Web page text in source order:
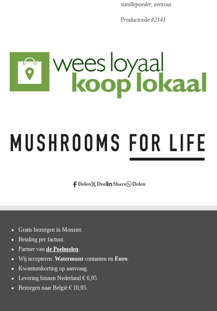
vanillepoeder, zeezout.
Productcode #2141
Delen Deel Share Delen
Gratis bezorgen in Monster.
Betaling per factuur.
Partner van de Poelmolen.
Wij accepteren: Watermunt contanten en Euro.
Kwantumkorting op aanvraag.
Levering binnen Nederland € 6,95
Bezorgen naar België € 10,95.